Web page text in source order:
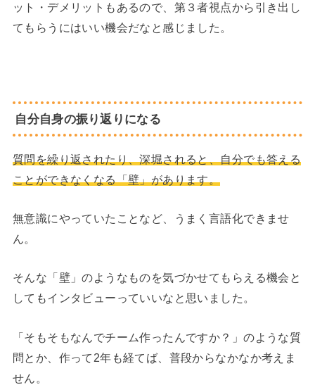
ット・デメリットもあるので、第３者視点から引き出し
てもらうにはいい機会だなと感じました。
自分自身の振り返りになる
質問を繰り返されたり、深堀されると、自分でも答える
ことができなくなる「壁」があります。
無意識にやっていたことなど、うまく言語化できませ
ん。
そんな「壁」のようなものを気づかせてもらえる機会と
してもインタビューっていいなと思いました。
「そもそもなんでチーム作ったんですか？」のような質
問とか、作って2年も経てば、普段からなかなか考えま
せん。